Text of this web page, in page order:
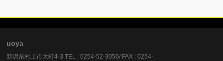
uoya
新潟県村上市大町4-3 TEL : 0254-52-3056/ FAX : 0254-